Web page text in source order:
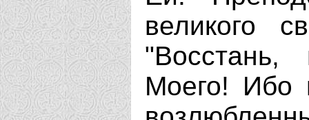
великого
Моего! Ибо